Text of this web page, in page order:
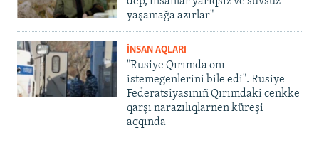
yaşamağa azırlar"
İNSAN AQLARI
"Rusiye Qırımda onı
istemegenlerini bile edi". Rusiye
Federatsiyasınıñ Qırımdaki cenkke
qarşı narazılıqlarnen küreşi
aqqında